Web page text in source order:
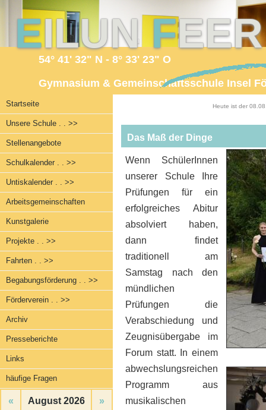
EILUNF
54° 41' 32" N - 8° 33' 23" O
Gymnasium & Gemeinschaftsschule Insel
Startseite
Unsere Schule . . >>
Stellenangebote
Schulkalender . . >>
Untiskalender . . >>
Arbeitsgemeinschaften
Kunstgalerie
Projekte . . >>
Fahrten . . >>
Begabungsförderung . . >>
Förderverein . . >>
Archiv
Presseberichte
Links
häufige Fragen
« August 2026
»
Heute ist der
Das Maß der Dinge
Wenn SchülerInnen
unserer Schule Ihre
Prüfungen für ein
erfolgreiches Abitur
absolviert haben,
dann findet
traditionell am
Samstag nach den
mündlichen
Prüfungen die
Verabschiedung und
Zeugnisübergabe im
Forum statt. In einem
abwechslungsreichen
Programm aus
musikalischen